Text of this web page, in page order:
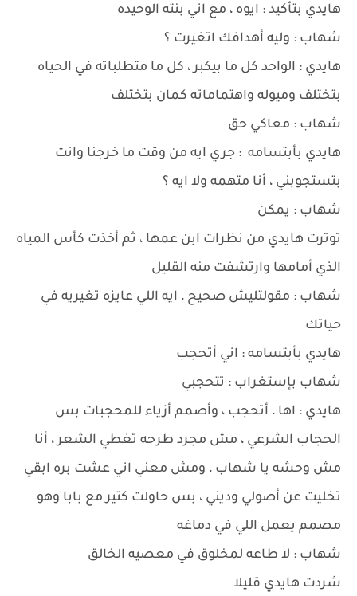
هايدي بتأكيد : ايوه ، مع اني بنته الوحيده
شهاب : وليه أهدافك اتغيرت ؟
هايدي : الواحد كل ما بيكبر ، كل ما متطلباته في الحياه
بتختلف وميوله واهتماماته كمان بتختلف
شهاب : معاكي حق
هايدي بأبتسامه : جري ايه من وقت ما خرجنا وانت
بتستجوبني ، أنا متهمه ولا ايه ؟
شهاب : يمكن
توترت هايدي من نظرات ابن عمها ، ثم أخذت كأس المياه
الذي أمامها وارتشفت منه القليل
شهاب : مقولتليش صحيح ، ايه اللي عايزه تغيريه في
حياتك
هايدي بأبتسامه : اني أتحجب
شهاب بإستغراب : تتحجبي
هايدي : اها ، أتحجب ، وأصمم أزياء للمحجبات بس
الحجاب الشرعي ، مش مجرد طرحه تغطي الشعر ، أنا
مش وحشه يا شهاب ، ومش معني اني عشت بره ابقي
تخليت عن أصولي وديني ، بس حاولت كتير مع بابا وهو
مصمم يعمل اللي في دماغه
شهاب : لا طاعه لمخلوق في معصيه الخالق
شردت هايدي قليلا